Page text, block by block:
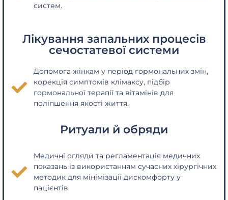
систем.
Лікування запальних процесів
сечостатевої системи
Допомога жінкам у період гормональних змін,
корекція симптомів клімаксу, підбір
гормональної терапії та вітамінів для
поліпшення якості життя.
Ритуали й обряди
Медичні огляди та регламентація медичних
показань із використанням сучасних хірургічних
методик для мінімізації дискомфорту у
пацієнтів.